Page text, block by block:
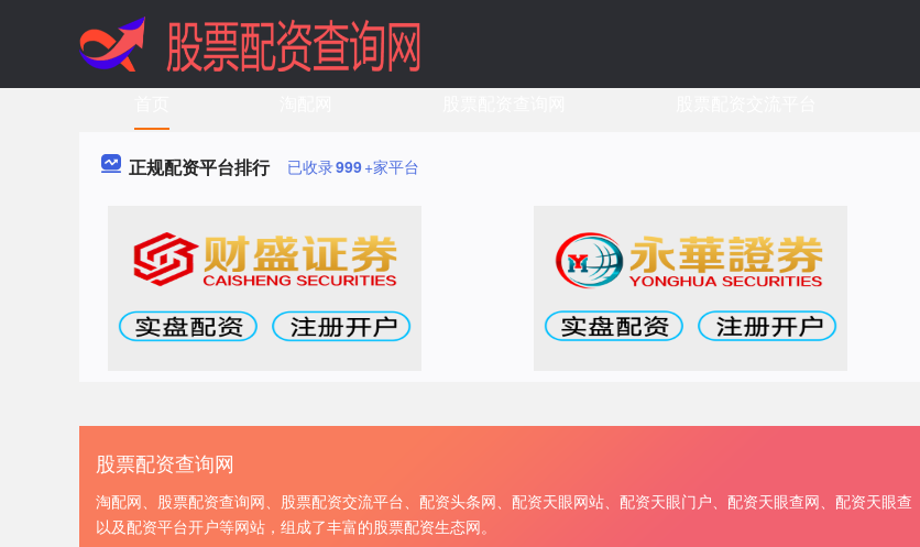
正规配资平台排行 已收录999+家平台
股票配资查询网
淘配网、股票配资查询网、股票配资交流平台、配资头条网、配资天眼网站、配资天眼门户、配资天眼查网、配资天眼查
以及配资平台开户等网站，组成了丰富的股票配资生态网。